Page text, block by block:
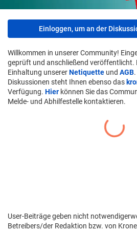
Einloggen, um an der
Willkommen in unserer Community!
geprüft und anschließend veröffentlicht.
Einhaltung unsererNetiquette und AGB
Diskussionen steht Ihnen ebenso das
Verfügung. Hier können Sie das
Melde- und Abhilfestelle kontaktieren.
User-Beiträge geben nicht
Betreibers/der Redaktion bzw. von